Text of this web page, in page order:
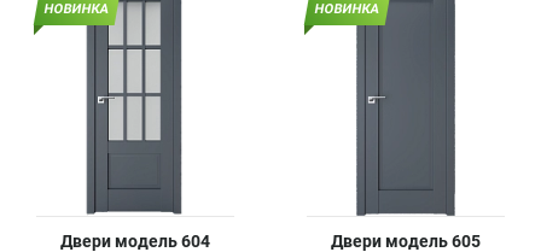
НОВИНКА
Двери модель 604
НОВИНКА
Двери модель 605